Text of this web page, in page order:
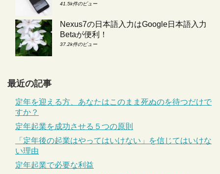
41.5k件のビュー
Nexus7の日本語入力はGoogle日本語入力
Betaが便利！
37.2k件のビュー
最近の記事
定年を迎える方、あなたはこのまま死ぬのを待つだけで
すか？
定年起業を成功させる５つの原則
「定年後の起業はやってはいけない」を信じてはいけな
い理由
定年起業で必要な利益